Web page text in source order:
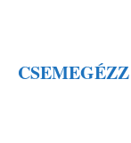
CSEMEGÉZZ